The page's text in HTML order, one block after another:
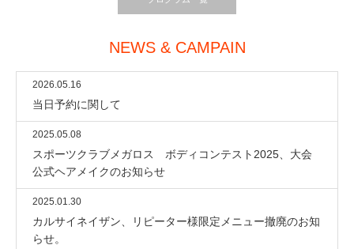
NEWS & CAMPAIN
2026.05.16
当日予約に関して
2025.05.08
スポーツクラブメガロス ボディコンテスト2025、大会
公式ヘアメイクのお知らせ
2025.01.30
カルサイネイザン、リピーター様限定メニュー撤廃のお知
らせ。